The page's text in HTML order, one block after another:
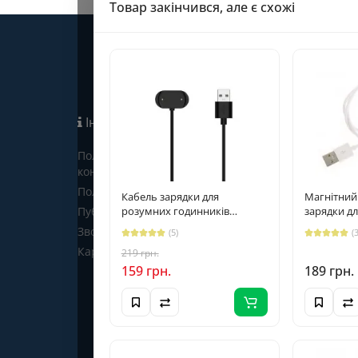
Товар закінчився, але є схожі
Кабель зарядки для
розумних годинників
Amazfit GTS 4, Amazfit GTR 4
(5)
219 грн.
159 грн.
зарядки
7.62 мм.,
189 грн.
Інформація
Політика
конфіденційності
Політика файлів cookie
Публічна оферта
Зворотній зв’язок
Карта сайту
Гарантії та
Відгуки про нас